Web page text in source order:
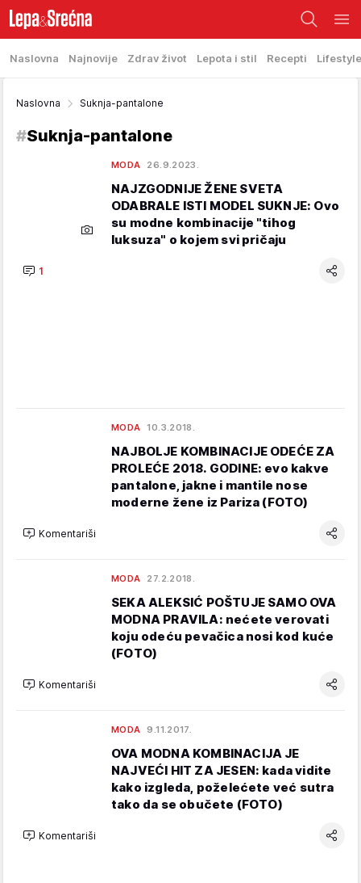
Naslovna Najnovije Zdrav život Lepota i stil Recepti Lifestyle
Naslovna Suknja-pantalone
#Suknja-pantalone
MODA 26.9.2023.
NAJZGODNIJE ŽENE SVETA
ODABRALE ISTI MODEL SUKNJE: Ovo
su modne kombinacije "tihog
luksuza" o kojem svi pričaju
1
MODA 10.3.2018.
NAJBOLJE KOMBINACIJE ODEĆE ZA
PROLEĆE 2018. GODINE: evo kakve
pantalone, jakne i mantile nose
moderne žene iz Pariza (FOTO)
Komentariši
MODA 27.2.2018.
SEKA ALEKSIĆ POŠTUJE SAMO OVA
MODNA PRAVILA: nećete verovati
koju odeću pevačica nosi kod kuće
(FOTO)
Komentariši
MODA 9.11.2017.
OVA MODNA KOMBINACIJA JE
NAJVEĆI HIT ZA JESEN: kada vidite
kako izgleda, poželećete već sutra
tako da se obučete (FOTO)
Komentariši